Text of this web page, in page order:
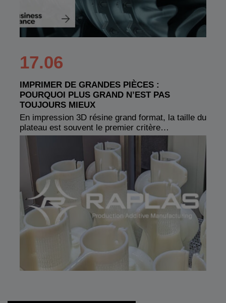
17.06
IMPRIMER DE GRANDES PIÈCES :
POURQUOI PLUS GRAND N’EST PAS
TOUJOURS MIEUX
En impression 3D résine grand format, la taille du
plateau est souvent le premier critère…